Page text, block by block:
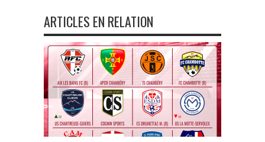
ARTICLES EN RELATION